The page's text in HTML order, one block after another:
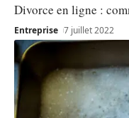
Divorce en ligne :
Entreprise 7 juillet 2022